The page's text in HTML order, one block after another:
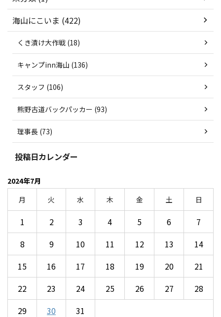
海山にこいま (422)
くき漬け大作戦 (18)
キャンプinn海山 (136)
スタッフ (106)
熊野古道バックパッカー (93)
理事長 (73)
投稿日カレンダー
2024年7月
月
火 水 木 金 土 日
1 2 3 4 5 6
7
8
9 10 11 12 13
14
15
16 17 18 19 20
21
22
23 24 25 26 27
28
29
30 31